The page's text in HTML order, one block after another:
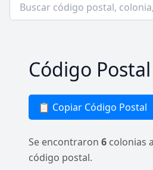
Código
📋 Copiar Código Postal
Se encontraron 6 colonias
código postal.